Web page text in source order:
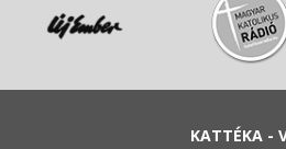
KATTÉKA -